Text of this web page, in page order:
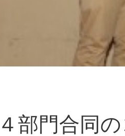
部門合同